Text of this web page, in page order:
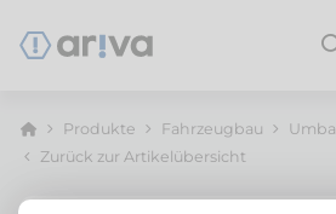
Produkte Fahrzeugbau
Zurück zur Artikelübersicht